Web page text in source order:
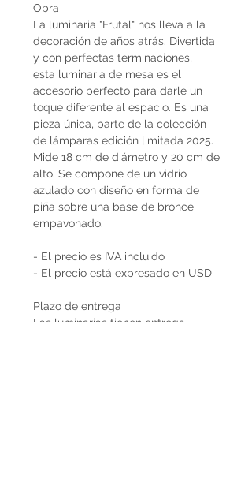
Obra
La luminaria "Frutal" nos lleva a la
decoración de años atrás. Divertida
y con perfectas terminaciones,
esta luminaria de mesa es el
accesorio perfecto para darle un
toque diferente al espacio. Es una
pieza única, parte de la colección
de lámparas edición limitada 2025.
Mide 18 cm de diámetro y 20 cm de
alto. Se compone de un vidrio
azulado con diseño en forma de
piña sobre una base de bronce
empavonado.
- El precio es IVA incluido
- El precio está expresado en USD
Plazo de entrega
Las luminarias tienen entrega